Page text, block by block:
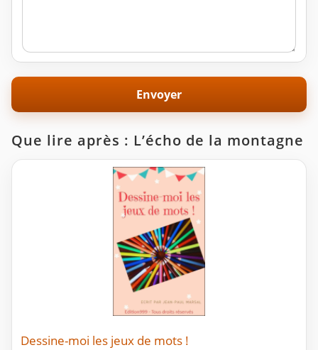
Que lire après : L’écho de la montagne
Dessine-moi les jeux de mots !